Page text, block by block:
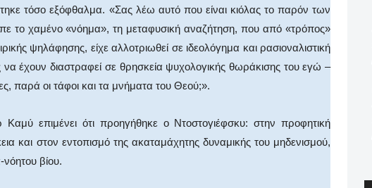
τόσο εξόφθαλμα. «Σας λέω αυτό που είναι κιόλας το παρόν των
το χαμένο «νόημα», τη μεταφυσική αναζήτηση, που από «τρόπος»
ψηλάφησης, είχε αλλοτριωθεί σε ιδεολόγημα και ρασιοναλιστική
να έχουν διαστραφεί σε θρησκεία ψυχολογικής θωράκισης του εγώ –
παρά οι τάφοι και τα μνήματα του Θεού;».
επιμένει ότι προηγήθηκε ο Nτοστογιέφσκυ: στην προφητική
και στον εντοπισμό της ακαταμάχητης δυναμικής του μηδενισμού,
βίου.